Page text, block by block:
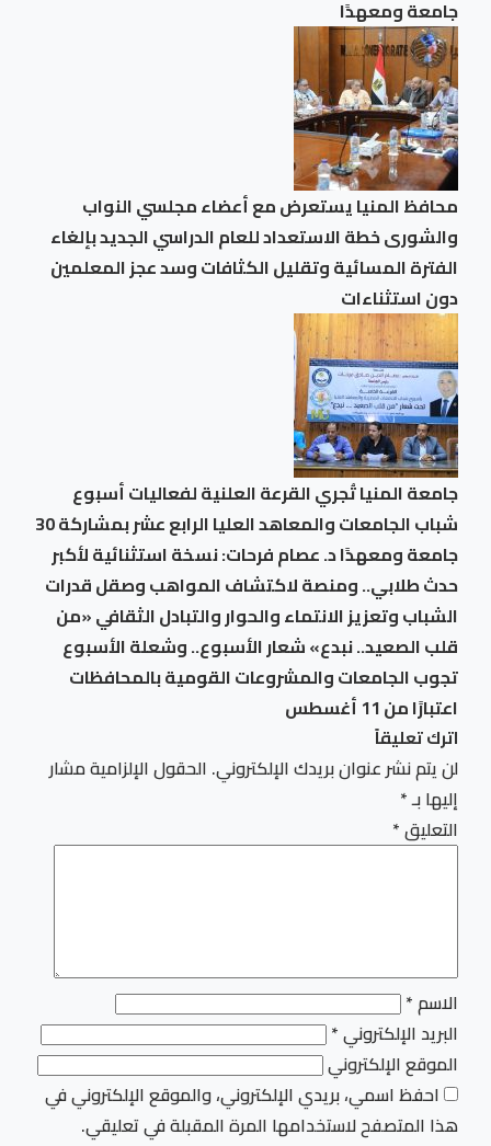
جامعة ومعهدًا
محافظ المنيا يستعرض مع أعضاء مجلسي النواب
والشورى خطة الاستعداد للعام الدراسي الجديد بإلغاء
الفترة المسائية وتقليل الكثافات وسد عجز المعلمين
دون استثناءات
جامعة المنيا تُجري القرعة العلنية لفعاليات أسبوع
شباب الجامعات والمعاهد العليا الرابع عشر بمشاركة 30
جامعة ومعهدًا د. عصام فرحات: نسخة استثنائية لأكبر
حدث طلابي.. ومنصة لاكتشاف المواهب وصقل قدرات
الشباب وتعزيز الانتماء والحوار والتبادل الثقافي «من
قلب الصعيد.. نبدع» شعار الأسبوع.. وشعلة الأسبوع
تجوب الجامعات والمشروعات القومية بالمحافظات
اعتبارًا من 11 أغسطس
اترك تعليقاً
لن يتم نشر عنوان بريدك الإلكتروني. الحقول الإلزامية مشار
إليها بـ*
التعليق*
الاسم*
البريد الإلكتروني*
الموقع الإلكتروني
احفظ اسمي، بريدي الإلكتروني، والموقع الإلكتروني في
هذا المتصفح لاستخدامها المرة المقبلة في تعليقي.